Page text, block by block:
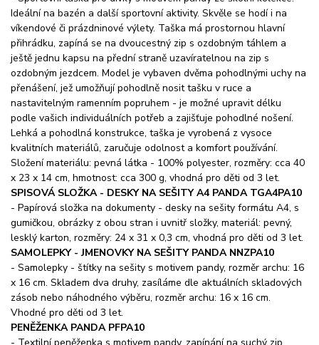
Ideální na bazén a další sportovní aktivity. Skvěle se hodí i na
víkendové či prázdninové výlety. Taška má prostornou hlavní
přihrádku, zapíná se na dvoucestný zip s ozdobným táhlem a
ještě jednu kapsu na přední straně uzavíratelnou na zip s
ozdobným jezdcem. Model je vybaven dvěma pohodlnými uchy na
přenášení, jež umožňují pohodlně nosit tašku v ruce a
nastavitelným ramenním popruhem - je možné upravit délku
podle vašich individuálních potřeb a zajišťuje pohodlné nošení.
Lehká a pohodlná konstrukce, taška je vyrobená z vysoce
kvalitních materiálů, zaručuje odolnost a komfort používání.
Složení materiálu: pevná látka - 100% polyester, rozměry: cca 40
x 23 x 14 cm, hmotnost: cca 300 g, vhodná pro děti od 3 let.
SPISOVÁ SLOŽKA - DESKY NA SEŠITY A4 PANDA TGA4PA10
- Papírová složka na dokumenty - desky na sešity formátu A4, s
gumičkou, obrázky z obou stran i uvnitř složky, materiál: pevný,
lesklý karton, rozměry: 24 x 31 x 0,3 cm, vhodná pro děti od 3 let.
SAMOLEPKY - JMENOVKY NA SEŠITY PANDA NNZPA10
- Samolepky - štítky na sešity s motivem pandy, rozměr archu: 16
x 16 cm. Skladem dva druhy, zasíláme dle aktuálních skladových
zásob nebo náhodného výběru, rozměr archu: 16 x 16 cm.
Vhodné pro děti od 3 let.
PENĚŽENKA PANDA PFPA10